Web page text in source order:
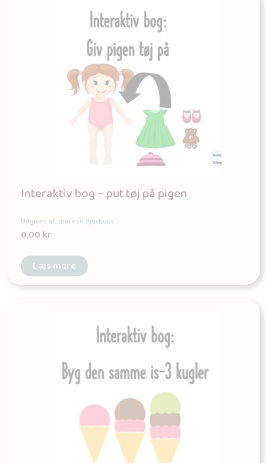
Interaktiv bog – put tøj på pigen
Udgives af: therese.djurhuus
0,00kr
Læs mere